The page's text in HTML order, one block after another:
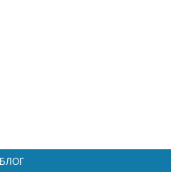
БЛОГ